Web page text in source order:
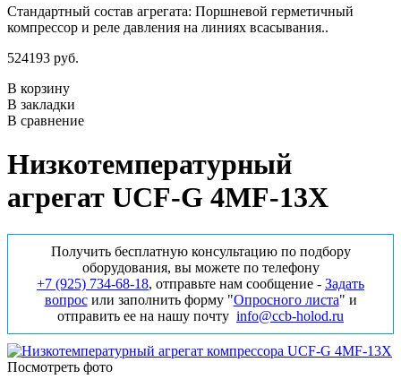
Стандартный состав агрегата: Поршневой герметичный
компрессор и реле давления на линиях всасывания..
524193 руб.
В корзину
В закладки
В сравнение
Низкотемпературный
агрегат UCF-G 4МF-13X
Получить бесплатную консультацию по подбору
оборудования, вы можете по телефону
+7 (925) 734‑68‑18, отправьте нам сообщение - Задать
вопросили заполнить форму "Опросного листа" и
отправить ее на нашу почту info@ccb-holod.ru
Посмотреть фото